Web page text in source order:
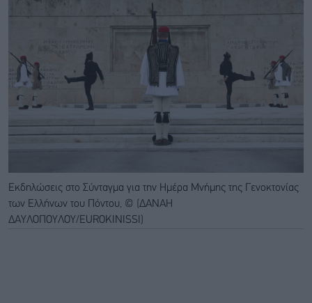
Εκδηλώσεις στο Σύνταγμα για την Ημέρα Μνήμης της Γενοκτονίας
των Ελλήνων του Πόντου, © (ΔΑΝΑΗ
ΔΑΥΛΟΠΟΥΛΟΥ/EUROKINISSI)